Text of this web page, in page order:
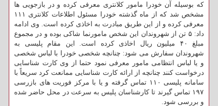
که بوسیله آن خودرا مامور کلانتری معرفی کرده و در بازجویی ها
مشخص شد که از ماه گذشته خودرا مسئول اطلاعات کلانتری ۱۱۱
معرفی کرده و از این طریق مبادرت به اخاذی کرده است. وی ادامه
داد: ۵ تن از شهروندان این شخص مامورنما شاکی بوده و در مجموع
مبلغ ۴۰ میلیون ریال اخاذی کرده است. این مقام پلیسی به
شهروندان سفارش می شود: چنانچه شخصی خودرا با لباس شخصی
و یا لباس انتظامی مامور معرفی نمود حتما از وی کارت شناسایی
درخواست کنند چنانچه از ارائه کارت شناسایی ممانعت کرد سریعاً با
سامانه پلیسی ۱۱۰ تماس گرفته و یا با مرکز فوریت های بازرسی
۱۹۷ تماس گیرند تا کارشناسان پلیس به سرعت در محل حاضر شده
و بررسی شود.